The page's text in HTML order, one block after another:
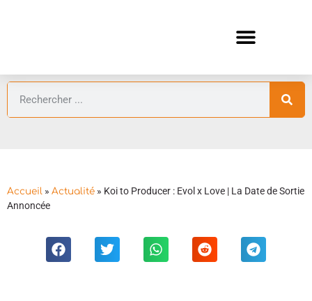
Accueil » Actualité » Koi to Producer : Evol x Love | La Date de Sortie
Annoncée